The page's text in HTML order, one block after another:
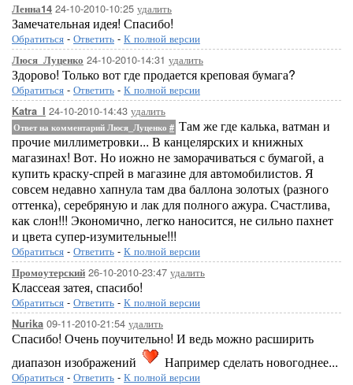
Ленна14 24-10-2010-10:25 удалить
Замечательная идея! Спасибо!
Обратиться - Ответить - К полной версии
Люся_Луценко 24-10-2010-14:31 удалить
Здорово! Только вот где продается креповая бумага?
Обратиться - Ответить - К полной версии
Katra_I 24-10-2010-14:43 удалить
Ответ на комментарий Люся_Луценко # Там же где калька, ватман и
прочие миллиметровки... В канцелярских и книжных
магазинах! Вот. Но иожно не заморачиваться с бумагой, а
купить краску-спрей в магазине для автомобилистов. Я
совсем недавно хапнула там два баллона золотых (разного
оттенка), серебряную и лак для полного ажура. Счастлива,
как слон!!! Экономично, легко наносится, не сильно пахнет
и цвета супер-изумительные!!!
Обратиться - Ответить - К полной версии
Промоутерский 26-10-2010-23:47 удалить
Классеая затея, спасибо!
Обратиться - Ответить - К полной версии
Nurika 09-11-2010-21:54 удалить
Спасибо! Очень поучительно! И ведь можно расширить
диапазон изображений
Например сделать новогоднее...
Обратиться - Ответить - К полной версии